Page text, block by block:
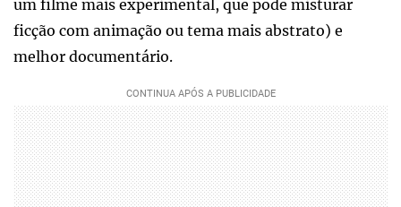
um filme mais experimental, que pode misturar
ficção com animação ou tema mais abstrato) e
melhor documentário.